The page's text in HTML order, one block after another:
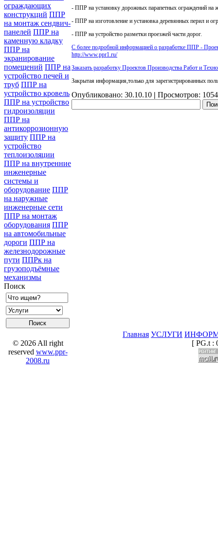
ограждающих
конструкций ППР
на монтаж сендвич-
панелей ППР на
каменную кладку
ППР на
экранирование
помещений ППР на
устройство печей и
труб ППР на
устройство кровель
ППР на устройство
гидроизоляции
ППР на
антикоррозионную
защиту ППР на
устройство
теплоизоляции
ППР на внутренние
инженерные
системы и
оборудование ППР
на наружные
инженерные сети
ППР на монтаж
оборудования ППР
на автомобильные
дороги ППР на
железнодорожные
пути ППРк на
грузоподъёмные
механизмы
Поиск
- ППР на установку дорожных парапетных ограждений на
- ППР на изготовление и установка деревянных перил и
- ППР на устройство разметки проезжей части дорог.
С более подробной информацией о разработке ППР -
http://www.ppr1.ru/
Заказать разработку Проектов Производства Работ и
Закрытая информация,только для зарегистрированных
Опубликовано: 30.10.10 | Просмотров:
Главная УСЛУГИ
© 2026 All right
reserved www.ppr-
2008.ru
[ PG.t :